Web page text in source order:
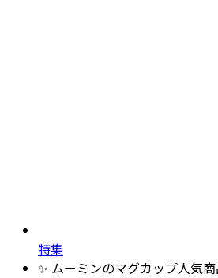
特集
✨ ムーミンのマグカップ人気